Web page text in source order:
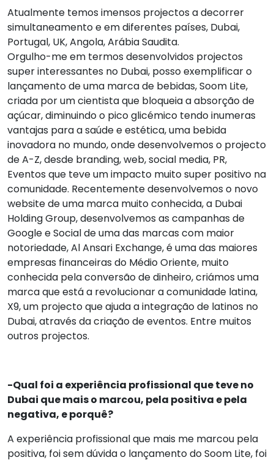
Atualmente temos imensos projectos a decorrer
simultaneamento e em diferentes países, Dubai,
Portugal, UK, Angola, Arábia Saudita.
Orgulho-me em termos desenvolvidos projectos
super interessantes no Dubai, posso exemplificar o
lançamento de uma marca de bebidas, Soom Lite,
criada por um cientista que bloqueia a absorção de
açúcar, diminuindo o pico glicémico tendo inumeras
vantajas para a saúde e estética, uma bebida
inovadora no mundo, onde desenvolvemos o projecto
de A-Z, desde branding, web, social media, PR,
Eventos que teve um impacto muito super positivo na
comunidade. Recentemente desenvolvemos o novo
website de uma marca muito conhecida, a Dubai
Holding Group, desenvolvemos as campanhas de
Google e Social de uma das marcas com maior
notoriedade, Al Ansari Exchange, é uma das maiores
empresas financeiras do Médio Oriente, muito
conhecida pela conversão de dinheiro, criámos uma
marca que está a revolucionar a comunidade latina,
X9, um projecto que ajuda a integração de latinos no
Dubai, através da criação de eventos. Entre muitos
outros projectos.
-Qual foi a experiência profissional que teve no
Dubai que mais o marcou, pela positiva e pela
negativa, e porquê?
A experiência profissional que mais me marcou pela
positiva, foi sem dúvida o lançamento do Soom Lite, foi